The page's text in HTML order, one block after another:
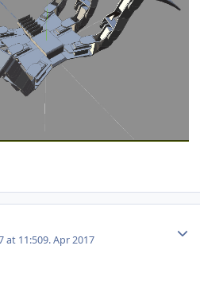
at 11:509. Apr 2017